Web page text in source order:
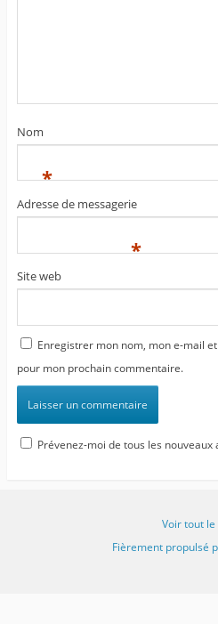
Nom
*
Adresse de messagerie
*
Site web
Enregistrer mon nom, mon e-mail
pour mon prochain commentaire.
Prévenez-moi de tous les
Voir tout le
Fièrement propulsé